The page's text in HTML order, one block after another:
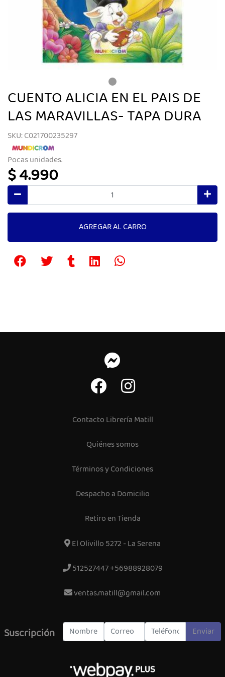
CUENTO ALICIA EN EL PAIS DE
LAS MARAVILLAS- TAPA DURA
SKU: C021700235297
Pocas unidades.
$ 4.990
AGREGAR AL CARRO
Contacto Librería Matill
Quiénes somos
Términos y Condiciones
Despacho a Domicilio
Retiro en Tienda
El Olivillo 5272 - La Serena
512527447 +56988928079
ventas.matill@gmail.com
Suscripción Enviar